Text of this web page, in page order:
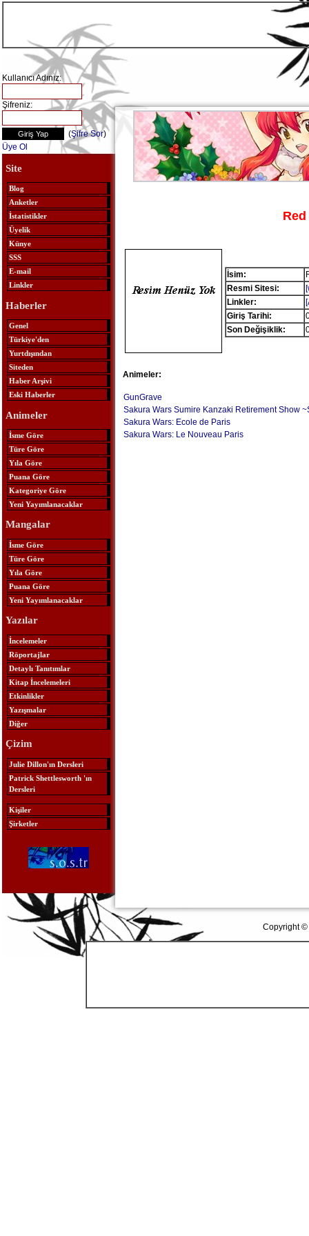
Kullanıcı Adınız:
Şifreniz:
(Şifre Sor)
Üye Ol
Site
Blog
Anketler
İstatistikler
Üyelik
Künye
SSS
E-mail
Linkler
Haberler
Genel
Türkiye'den
Yurtdışından
Siteden
Haber Arşivi
Eski Haberler
Animeler
İsme Göre
Türe Göre
Yıla Göre
Puana Göre
Kategoriye Göre
Yeni Yayımlanacaklar
Mangalar
İsme Göre
Türe Göre
Yıla Göre
Puana Göre
Yeni Yayımlanacaklar
Yazılar
İncelemeler
Röportajlar
Detaylı Tanıtımlar
Kitap İncelemeleri
Etkinlikler
Yazışmalar
Diğer
Çizim
Julie Dillon'ın Dersleri
Patrick Shettlesworth 'ın
Dersleri
Kişiler
Şirketler
İsim:
Resmi Sitesi:
Linkler:
Giriş Tarihi:
Son Değişiklik:
Animeler:
GunGrave
Sakura Wars Sumire Kanzaki Retirement Show
Sakura Wars: Ecole de Paris
Sakura Wars: Le Nouveau Paris
Copyright ©